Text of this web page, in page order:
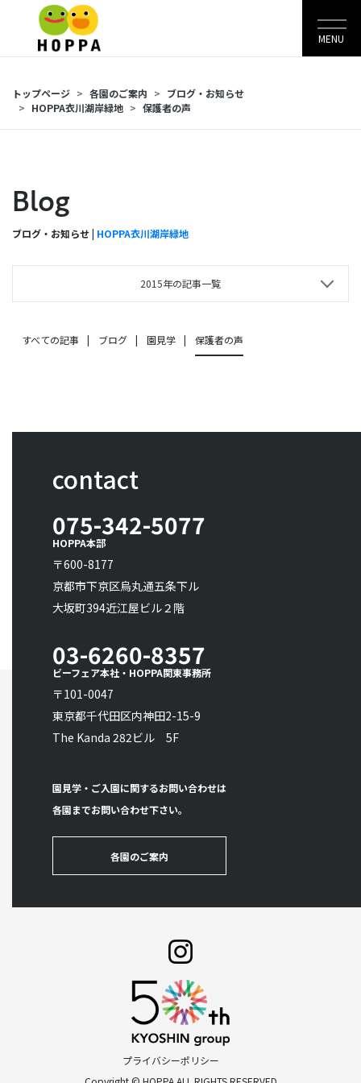
MENU
トップページ 各園のご案内
ブログ・お知らせ
HOPPA衣川湖岸緑地
保護者の声
Blog
ブログ・お知らせ | HOPPA衣川湖岸緑地
2015年の記事一覧
すべての記事 ブログ 園見学 保護者の声
contact
075-342-5077
HOPPA本部
〒600-8177
京都市下京区烏丸通五条下ル
大坂町394近江屋ビル２階
03-6260-8357
ビーフェア本社・HOPPA関東事務所
〒101-0047
東京都千代田区内神田2-15-9
The Kanda 282ビル 5F
園見学・ご入園に関するお問い合わせは
各園までお問い合わせ下さい。
各園のご案内
プライバシーポリシー